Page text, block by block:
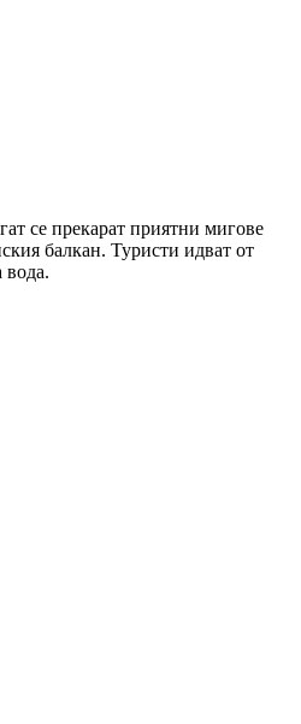
се прекарат приятни мигове
балкан. Туристи идват от
вода.